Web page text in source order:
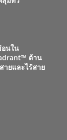
อนใน
ด้าน
ายและไร้สาย